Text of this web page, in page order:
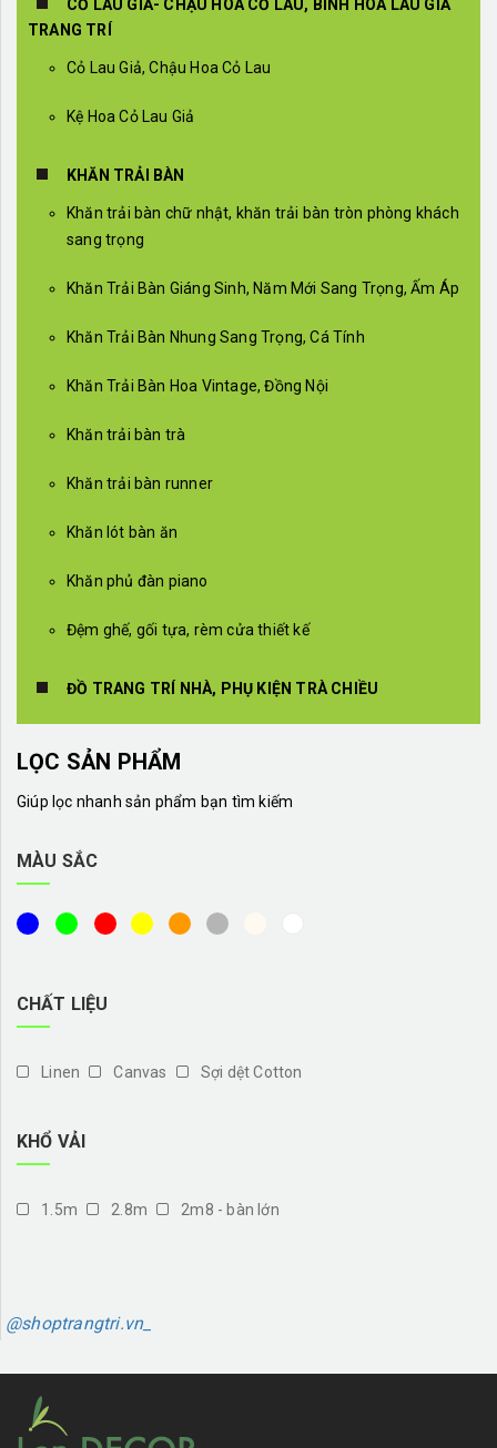
CỎ LAU GIẢ- CHẬU HOA CỎ LAU, BÌNH HOA LAU GIẢ
TRANG TRÍ
Cỏ Lau Giả, Chậu Hoa Cỏ Lau
Kệ Hoa Cỏ Lau Giả
KHĂN TRẢI BÀN
Khăn trải bàn chữ nhật, khăn trải bàn tròn phòng khách
sang trọng
Khăn Trải Bàn Giáng Sinh, Năm Mới Sang Trọng, Ấm Áp
Khăn Trải Bàn Nhung Sang Trọng, Cá Tính
Khăn Trải Bàn Hoa Vintage, Đồng Nội
Khăn trải bàn trà
Khăn trải bàn runner
Khăn lót bàn ăn
Khăn phủ đàn piano
Đệm ghế, gối tựa, rèm cửa thiết kế
ĐỒ TRANG TRÍ NHÀ, PHỤ KIỆN TRÀ CHIỀU
LỌC SẢN PHẨM
Giúp lọc nhanh sản phẩm bạn tìm kiếm
MÀU SẮC
CHẤT LIỆU
Linen Canvas Sợi dệt Cotton
KHỔ VẢI
1.5m 2.8m 2m8 - bàn lớn
@shoptrangtri.vn_